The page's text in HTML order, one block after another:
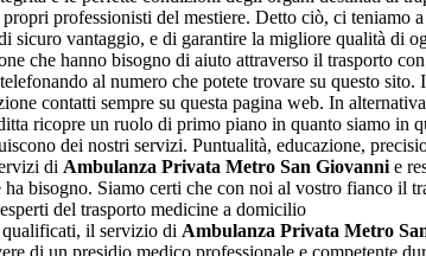
professionisti del mestiere. Detto ciò, ci
vantaggio, e di garantire la migliore qualità di
che hanno bisogno di aiuto attraverso il trasporto con
al numero che potete trovare su questo
contatti sempre su questa pagina web. In
ricopre un ruolo di primo piano in quanto siamo in
dei nostri servizi. Puntualità, educazione,
di Ambulanza Privata Metro San Giovanni e
bisogno. Siamo certi che con noi al vostro fianco il
del trasporto medicine a domicilio
qualificati, il servizio di Ambulanza Privata Metro